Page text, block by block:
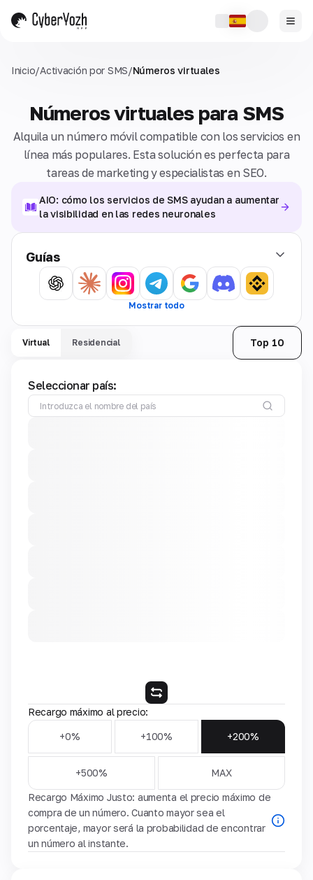
Inicio/Activación por SMS/Números virtuales
Números virtuales para SMS
Alquila un número móvil compatible con los servicios en
línea más populares. Esta solución es perfecta para
tareas de marketing y especialistas en SEO.
AIO: cómo los servicios de SMS ayudan a aumentar
la visibilidad en las redes neuronales
Guías
Mostrar todo
Virtual Residencial Top 10
Seleccionar país:
Recargo máximo al precio:
+0% +100% +200%
+500% MAX
Recargo Máximo Justo: aumenta el precio máximo de
compra de un número. Cuanto mayor sea el
porcentaje, mayor será la probabilidad de encontrar
un número al instante.